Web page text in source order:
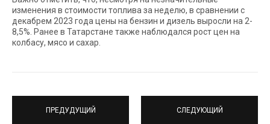
изменения в стоимости топлива за неделю, в сравнении с
декабрем 2023 года цены на бензин и дизель выросли на 2-
8,5%. Ранее в Татарстане также наблюдался рост цен на
колбасу, мясо и сахар.
ПРЕДУДУЩИЙ СЛЕДУЮЩИЙ